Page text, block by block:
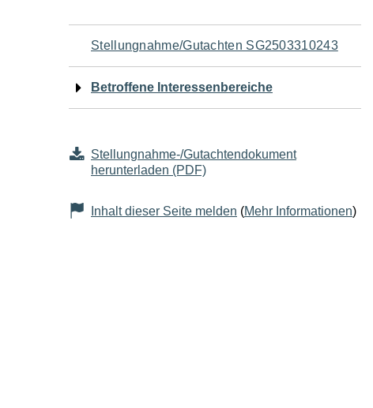
Navigation
für
Seiteninhalt
Stellungnahme/Gutachten SG2503310243
Betroffene Interessenbereiche
Stellungnahme-/Gutachtendokument
herunterladen (PDF)
Inhalt dieser Seite melden (Mehr Informationen)